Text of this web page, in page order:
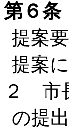
第６条
提案
提案
２ 市
の提